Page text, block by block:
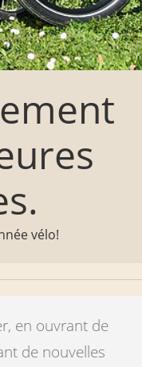
vélo!
en ouvrant de
de nouvelles